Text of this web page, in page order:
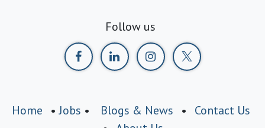
Follow us
Home •Jobs • Blogs & News •
Contact Us